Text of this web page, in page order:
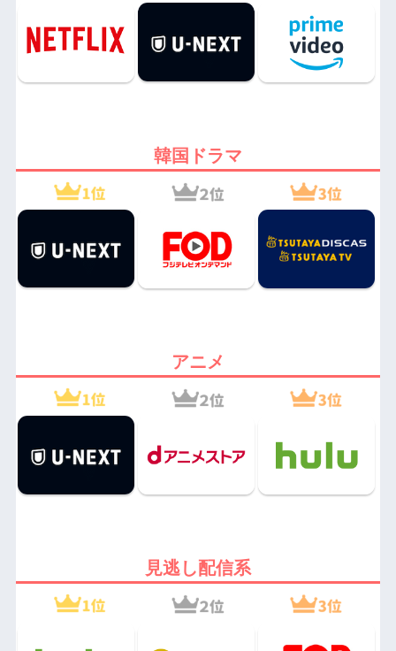
韓国ドラマ
アニメ
見逃し配信系